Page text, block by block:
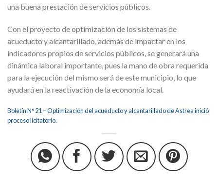
una buena prestación de servicios públicos.
Con el proyecto de optimización de los sistemas de
acueducto y alcantarillado, además de impactar en los
indicadores propios de servicios públicos, se generará una
dinámica laboral importante, pues la mano de obra requerida
para la ejecución del mismo será de este municipio, lo que
ayudará en la reactivación de la economía local.
Boletín N° 21 – Optimización del acueducto y alcantarillado de Astrea inició
proceso licitatorio.